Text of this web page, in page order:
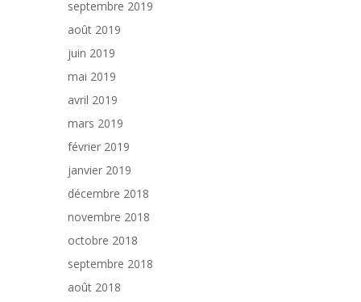
septembre 2019
août 2019
juin 2019
mai 2019
avril 2019
mars 2019
février 2019
janvier 2019
décembre 2018
novembre 2018
octobre 2018
septembre 2018
août 2018